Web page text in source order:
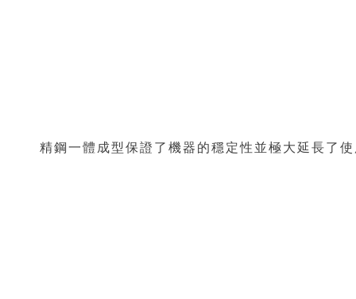
精鋼一體成型保證了機器的穩定性並極大延長了